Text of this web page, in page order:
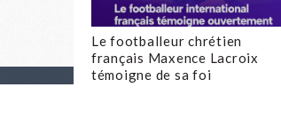
Le footballeur chrétien
français Maxence Lacroix
témoigne de sa foi